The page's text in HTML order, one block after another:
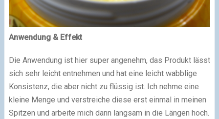
Anwendung & Effekt
Die Anwendung ist hier super angenehm, das Produkt lässt
sich sehr leicht entnehmen und hat eine leicht wabblige
Konsistenz, die aber nicht zu flüssig ist. Ich nehme eine
kleine Menge und verstreiche diese erst einmal in meinen
Spitzen und arbeite mich dann langsam in die Längen hoch.